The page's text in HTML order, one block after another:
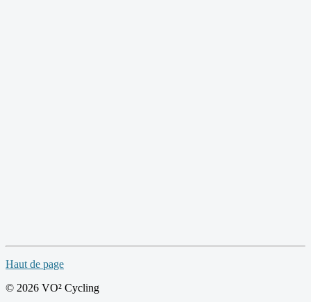
Haut de page
© 2026 VO² Cycling